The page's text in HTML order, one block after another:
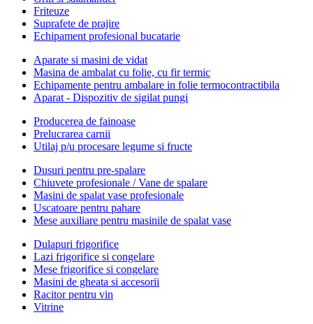
Friteuze
Suprafete de prajire
Echipament profesional bucatarie
Aparate si masini de vidat
Masina de ambalat cu folie, cu fir termic
Echipamente pentru ambalare in folie termocontractibila
Aparat - Dispozitiv de sigilat pungi
Producerea de fainoase
Prelucrarea carnii
Utilaj p/u procesare legume si fructe
Dusuri pentru pre-spalare
Chiuvete profesionale / Vane de spalare
Masini de spalat vase profesionale
Uscatoare pentru pahare
Mese auxiliare pentru masinile de spalat vase
Dulapuri frigorifice
Lazi frigorifice si congelare
Mese frigorifice si congelare
Masini de gheata si accesorii
Racitor pentru vin
Vitrine